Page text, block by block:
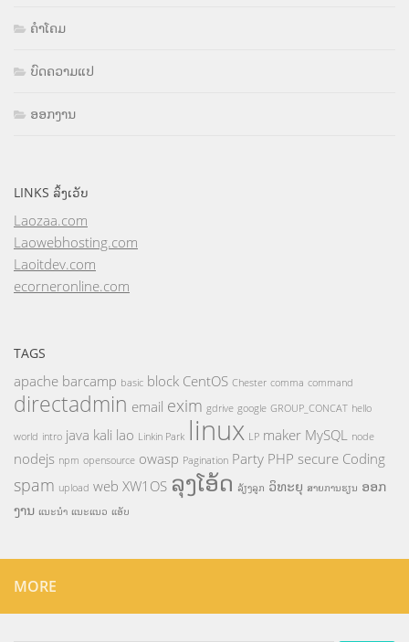
ຄຳໂຄມ
ບົດຄວາມແປ
ອອກງານ
LINKS ລິ້ງເວັບ
Laozaa.com
Laowebhosting.com
Laoitdev.com
ecorneronline.com
TAGS
apache barcamp basic block CentOS Chester comma command
directadmin email exim gdrive google GROUP_CONCAT hello
world intro java kali lao Linkin Park linux LP maker MySQL node
nodejs npm opensource owasp Pagination Party PHP secure Coding
spam upload web XW1OS ລຸງໂອ້ດ ລ້ຽງລູກ ວິທະຍຸ ສາຍການຮຽນ ອອກ
ງານ ແນະນຳ ແນະແນວ ແອັບ
MORE